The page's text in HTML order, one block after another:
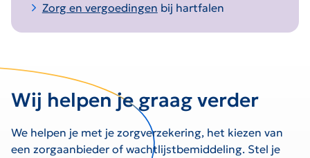
Zorg en vergoedingen bij hartfalen
Wij helpen je graag verder
We helpen je met je zorgverzekering, het kiezen van
een zorgaanbieder of wachtlijstbemiddeling. Stel je